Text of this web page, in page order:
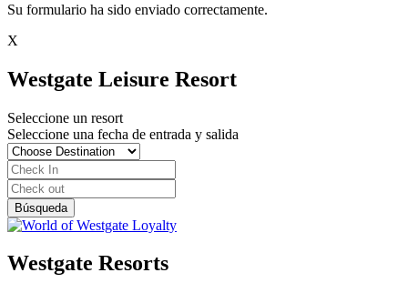
Su formulario ha sido enviado correctamente.
X
Westgate Leisure Resort
Seleccione un resort
Seleccione una fecha de entrada y salida
Westgate Resorts